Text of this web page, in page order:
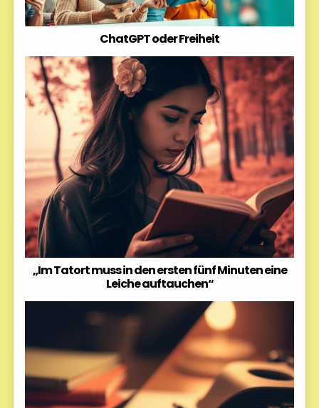
ChatGPT oder Freiheit
„Im Tatort muss in den ersten fünf Minuten eine
Leiche auftauchen“